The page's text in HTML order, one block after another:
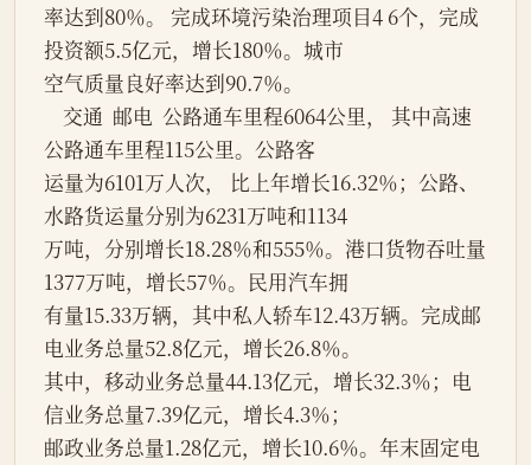
率达到80％。 完成环境污染治理项目4 6个，完成
投资额5.5亿元，增长180％。城市
空气质量良好率达到90.7％。
公路通车里程115公里。公路客
运量为6101万人次， 比上年增长16.32％；公路、
水路货运量分别为6231万吨和1134
万吨，分别增长18.28％和555％。港口货物吞吐量
1377万吨，增长57％。民用汽车拥
有量15.33万辆，其中私人轿车12.43万辆。完成邮
电业务总量52.8亿元，增长26.8％。
其中，移动业务总量44.13亿元，增长32.3％；电
信业务总量7.39亿元，增长4.3％；
邮政业务总量1.28亿元，增长10.6％。年末固定电